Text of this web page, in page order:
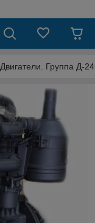
Двигатели. Группа Д-